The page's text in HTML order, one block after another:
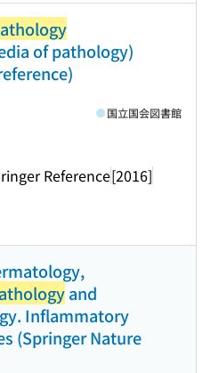
of pathology)
Reference[2016]
国立国会図書館
and
Inflammatory
(Springer Nature